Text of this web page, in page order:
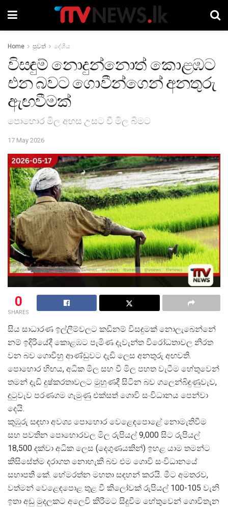
Home පුවත් දේශීය
විසඳුම් නොදුන්නොත් කොළඹට
එන බවට ගොවීන්ගෙන් අනතුරු
ඇඟවීමක්
පොහොර මිල අහස උසට වී මිල බිමට
17 May 2026
0
SHARES
සිය සාධාරණ ඉල්ලීම්වලට කඩිනම් විසඳුමක් නොලැබෙන්නේ
නම් ඉදිරියේදී කොළඹට පැමිණ දැවැන්ත විරෝධතාවල නිරත
වන බව ගොවීහු ආණ්ඩුවට දැඩි ලෙස අනතුරු අඟවති.
පොහොර හිඟය, අධික මිල සහ වී මිල පහත වැටීම හේතුවෙන්
තමන් දැඩි දුෂ්කරතාවලට මුහුණදී සිටින බව ගලෙන්බිඳුණුවැව,
දුටුවැව පරණගම ගැමුණු එක්සත් ගොවි සංවිධානය පෙන්වා
දෙයි.
කුඹුරු සඳහා අවශ් ය පොහොර වෙළෙඳපොළේ නොමැතිවීම
සහ පවතින පොහොරවල මිල රුපියල් 9,000 සිට රුපියල්
18,500 දක්වා අධික ලෙස (දෙගුණයකින්) ඉහළ යාම තමන්ට
කිසිසේත්ම දරාගත නොහැකි බව එම ගොවි සංවිධානයේ
සභාපති කේ. හේමරත්න මහතා සඳහන් කරයි. මීට අමතරව,
වත්මන් වෙළෙඳපොළ තුළ වී කිලෝවක් රුපියල් 100-105 වැනි
ඉතා අඩු මුදලකට අලෙවි කිරීමට සිදුවීම හේතුවෙන් ගොවිතැන